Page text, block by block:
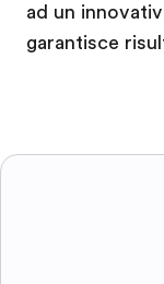
ad un
garantisce